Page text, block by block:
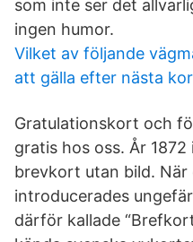
som inte ser det
ingen humor.
Vilket av följande
att gälla efter nästa
Gratulationskort och
gratis hos oss. År
brevkort utan bild.
introducerades
därför kallade